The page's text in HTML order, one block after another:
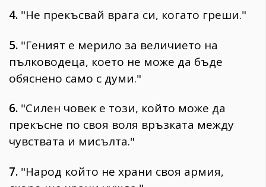
4. "Не прекъсвай врага си, когато греши."
5. "Геният е мерило за величието на
пълководеца, което не може да бъде
обяснено само с думи."
6. "Силен човек е този, който може да
прекъсне по своя воля връзката между
чувствата и мисълта."
7. "Народ който не храни своя армия,